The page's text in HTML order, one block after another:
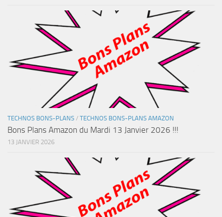
TECHNOS BONS-PLANS / TECHNOS BONS-PLANS AMAZON
Bons Plans Amazon du Mardi 13 Janvier 2026 !!!
13 JANVIER 2026